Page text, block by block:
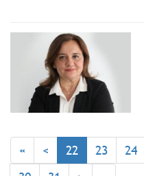
« < 22 23 24